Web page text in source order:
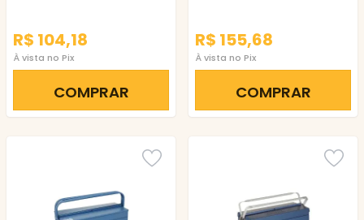
R$ 104,18
À vista no Pix
COMPRAR
R$ 155,68
À vista no Pix
COMPRAR